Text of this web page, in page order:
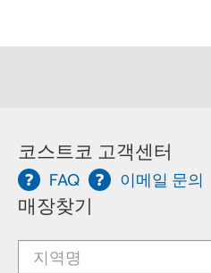
코스트코 고객센터
FAQ 이메일 문의
매장찾기